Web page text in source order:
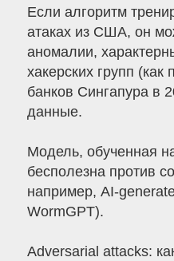
Если алгоритм
атаках из США, он
аномалии,
хакерских групп
банков Сингапура в
данные.
Модель, обученная
бесполезна против
например, AI-
WormGPT).
Adversarial attacks: